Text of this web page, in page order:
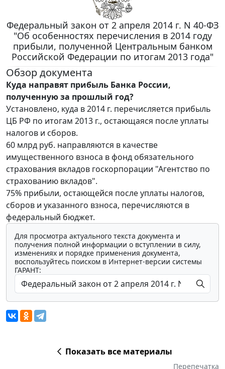
Федеральный закон от 2 апреля 2014 г. N 40-ФЗ
"Об особенностях перечисления в 2014 году
прибыли, полученной Центральным банком
Российской Федерации по итогам 2013 года"
Обзор документа
Куда направят прибыль Банка России,
полученную за прошлый год?
Установлено, куда в 2014 г. перечисляется прибыль
ЦБ РФ по итогам 2013 г., остающаяся после уплаты
налогов и сборов.
60 млрд руб. направляются в качестве
имущественного взноса в фонд обязательного
страхования вкладов госкорпорации "Агентство по
страхованию вкладов".
75% прибыли, остающейся после уплаты налогов,
сборов и указанного взноса, перечисляются в
федеральный бюджет.
Для просмотра актуального текста документа и
получения полной информации о вступлении в силу,
изменениях и порядке применения документа,
воспользуйтесь поиском в Интернет-версии системы
ГАРАНТ:
Показать все материалы
Перепечатка